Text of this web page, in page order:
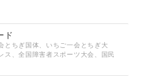
ド
とちぎ国体、いちご一会とちぎ大
ス、全国障害者スポーツ大会、国民